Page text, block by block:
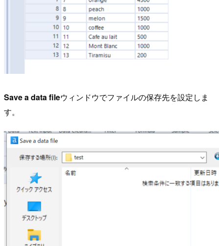
Save a data fileウィンドウでファイルの保存先を設定しま
す。